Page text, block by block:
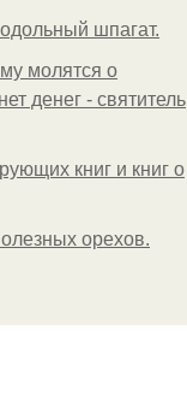
шпагат.
молятся о
денег - святитель
книг и книг о
орехов.